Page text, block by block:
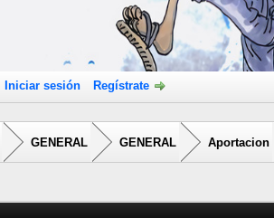
Iniciar sesión Regístrate
GENERAL GENERAL Aportacion